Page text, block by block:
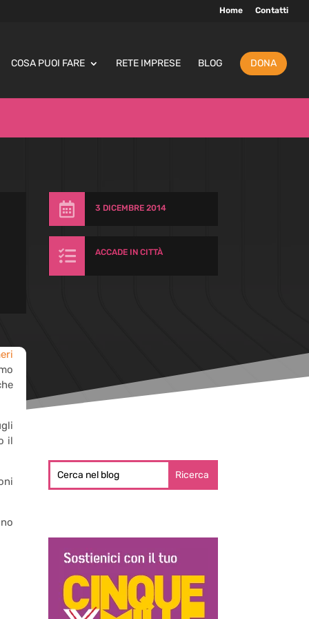
Home Contatti
COSA PUOI FARE RETE IMPRESE BLOG DONA
 3 DICEMBRE 2014
 ACCADE IN CITTÀ
il